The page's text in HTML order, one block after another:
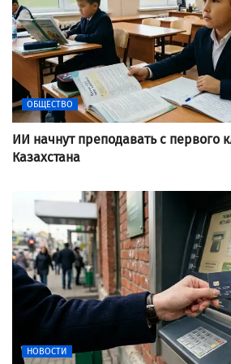
ОБЩЕСТВО
ИИ начнут преподавать с первого
Казахстана
НОВОСТИ